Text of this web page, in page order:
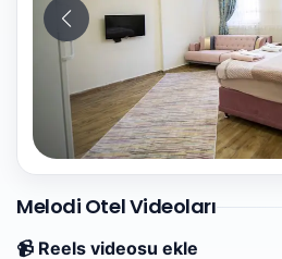
Melodi Otel Videoları
📹 Reels videosu ekle